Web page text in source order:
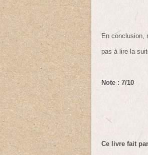
En conclusion,
pas à lire la
Note : 7/10
Ce livre fait